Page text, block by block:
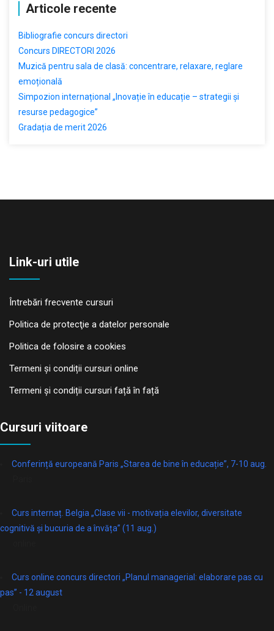
Articole recente
Bibliografie concurs directori
Concurs DIRECTORI 2026
Muzică pentru sala de clasă: concentrare, relaxare, reglare
emoțională
Simpozion internațional „Inovație în educație – strategii și
resurse pedagogice”
Gradația de merit 2026
Link-uri utile
Întrebări frecvente cursuri
Politica de protecţie a datelor personale
Politica de folosire a cookies
Termeni și condiții cursuri online
Termeni și condiții cursuri față în față
Cursuri viitoare
Conferință europeană Paris „Starea de bine în educație”, 7-10 aug.
Curs internaț. Belgia „Clase vii - motivația elevilor, diversitate
cognitivă și bucuria de a învăța” (11 aug.)
Curs online concurs directori „Planul managerial: elaborare pas cu
pas” - 12 august